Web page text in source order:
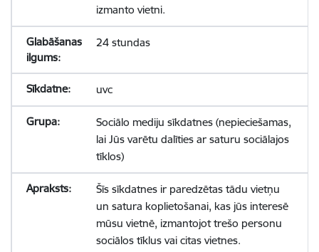
izmanto vietni.
24 stundas
uvc
Sociālo mediju sīkdatnes (nepieciešamas,
lai Jūs varētu dalīties ar saturu sociālajos
tīklos)
Šīs sīkdatnes ir paredzētas tādu vietņu
un satura koplietošanai, kas jūs interesē
mūsu vietnē, izmantojot trešo personu
sociālos tīklus vai citas vietnes.